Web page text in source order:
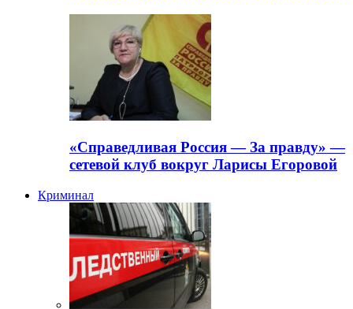
«Справедливая Россия — За правду» —
сетевой клуб вокруг Ларисы Егоровой
Криминал